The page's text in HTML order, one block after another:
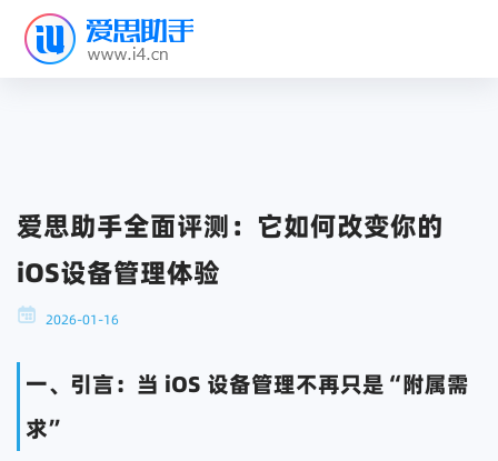
爱思助手全面评测：它如何改变你的
iOS设备管理体验
2026-01-16
一、引言：当 iOS 设备管理不再只是“附属需
求”